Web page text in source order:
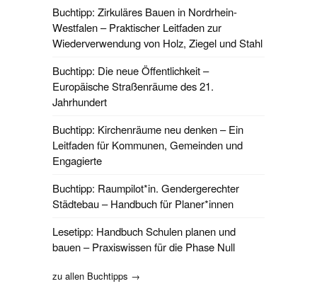
Buchtipp: Zirkuläres Bauen in Nordrhein-
Westfalen – Praktischer Leitfaden zur
Wiederverwendung von Holz, Ziegel und Stahl
Buchtipp: Die neue Öffentlichkeit –
Europäische Straßenräume des 21.
Jahrhundert
Buchtipp: Kirchenräume neu denken – Ein
Leitfaden für Kommunen, Gemeinden und
Engagierte
Buchtipp: Raumpilot*in. Gendergerechter
Städtebau – Handbuch für Planer*innen
Lesetipp: Handbuch Schulen planen und
bauen – Praxiswissen für die Phase Null
zu allen Buchtipps →